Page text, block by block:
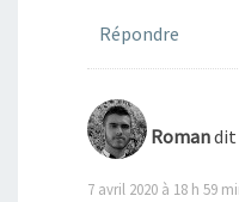
Répondre
Romandit
7 avril 2020 à 18 h 59